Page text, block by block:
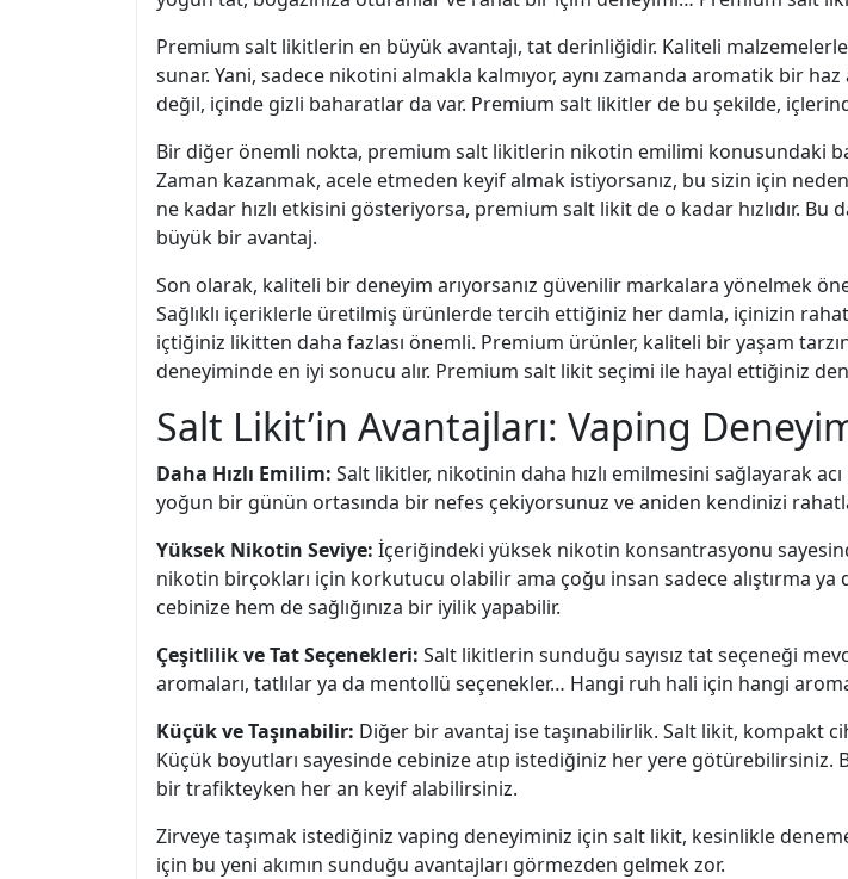
Premium salt likitlerin en büyük avantajı, tat derinliğidir. Kaliteli
sunar. Yani, sadece nikotini almakla kalmıyor, aynı zamanda aromatik bir
değil, içinde gizli baharatlar da var. Premium salt likitler de bu şekilde,
Bir diğer önemli nokta, premium salt likitlerin nikotin emilimi konusundaki
Zaman kazanmak, acele etmeden keyif almak istiyorsanız, bu sizin için
ne kadar hızlı etkisini gösteriyorsa, premium salt likit de o kadar hızlıdır. Bu
büyük bir avantaj.
Son olarak, kaliteli bir deneyim arıyorsanız güvenilir markalara yönelmek
Sağlıklı içeriklerle üretilmiş ürünlerde tercih ettiğiniz her damla, içinizin
içtiğiniz likitten daha fazlası önemli. Premium ürünler, kaliteli bir yaşam
deneyiminde en iyi sonucu alır. Premium salt likit seçimi ile hayal ettiğiniz
Salt Likit’in Avantajları: Vaping
Daha Hızlı Emilim: Salt likitler, nikotinin daha hızlı emilmesini sağlayarak
yoğun bir günün ortasında bir nefes çekiyorsunuz ve aniden kendinizi
Yüksek Nikotin Seviye: İçeriğindeki yüksek nikotin konsantrasyonu
nikotin birçokları için korkutucu olabilir ama çoğu insan sadece alıştırma
cebinize hem de sağlığınıza bir iyilik yapabilir.
Çeşitlilik ve Tat Seçenekleri: Salt likitlerin sunduğu sayısız tat seçeneği
aromaları, tatlılar ya da mentollü seçenekler… Hangi ruh hali için hangi
Küçük ve Taşınabilir: Diğer bir avantaj ise taşınabilirlik. Salt likit, kompakt
Küçük boyutları sayesinde cebinize atıp istediğiniz her yere götürebilirsiniz.
bir trafikteyken her an keyif alabilirsiniz.
Zirveye taşımak istediğiniz vaping deneyiminiz için salt likit, kesinlikle
için bu yeni akımın sunduğu avantajları görmezden gelmek zor.